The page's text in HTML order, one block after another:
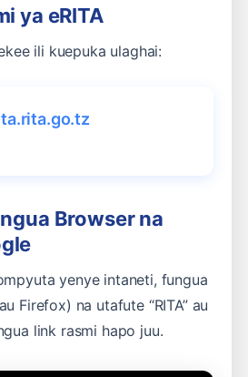
ya eRITA
ili kuepuka ulaghai:
Browser na
yenye intaneti, fungua
Firefox) na utafute “RITA” au
link rasmi hapo juu.